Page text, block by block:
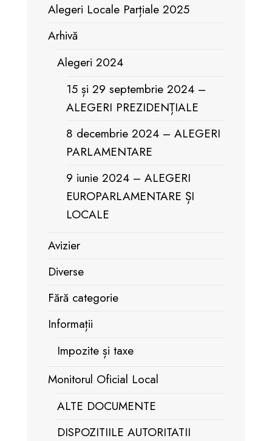
Alegeri Locale Parțiale 2025
Arhivă
Alegeri 2024
15 și 29 septembrie 2024 –
ALEGERI PREZIDENȚIALE
8 decembrie 2024 – ALEGERI
PARLAMENTARE
9 iunie 2024 – ALEGERI
EUROPARLAMENTARE ȘI
LOCALE
Avizier
Diverse
Fără categorie
Informații
Impozite și taxe
Monitorul Oficial Local
ALTE DOCUMENTE
DISPOZITIILE AUTORITATII